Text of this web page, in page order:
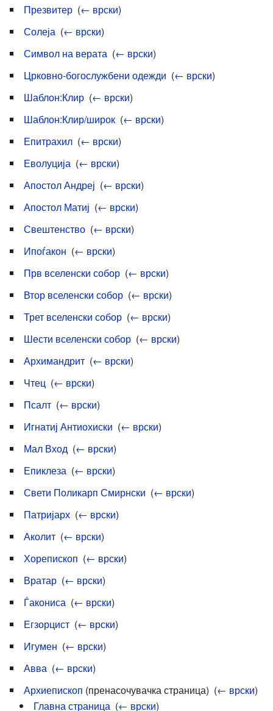
Презвитер (← врски)
Солеја (← врски)
Символ на верата (← врски)
Црковно-богослужбени одежди (← врски)
Шаблон:Клир (← врски)
Шаблон:Клир/широк (← врски)
Епитрахил (← врски)
Еволуција (← врски)
Апостол Андреј (← врски)
Апостол Матиј (← врски)
Свештенство (← врски)
Ипоѓакон (← врски)
Прв вселенски собор (← врски)
Втор вселенски собор (← врски)
Трет вселенски собор (← врски)
Шести вселенски собор (← врски)
Архимандрит (← врски)
Чтец (← врски)
Псалт (← врски)
Игнатиј Антиохиски (← врски)
Мал Вход (← врски)
Епиклеза (← врски)
Свети Поликарп Смирнски (← врски)
Патријарх (← врски)
Аколит (← врски)
Хорепископ (← врски)
Вратар (← врски)
Ѓакониса (← врски)
Егзорцист (← врски)
Игумен (← врски)
Авва (← врски)
Архиепископ (пренасочувачка страница) ‎ (← врски)
Главна страница (← врски)